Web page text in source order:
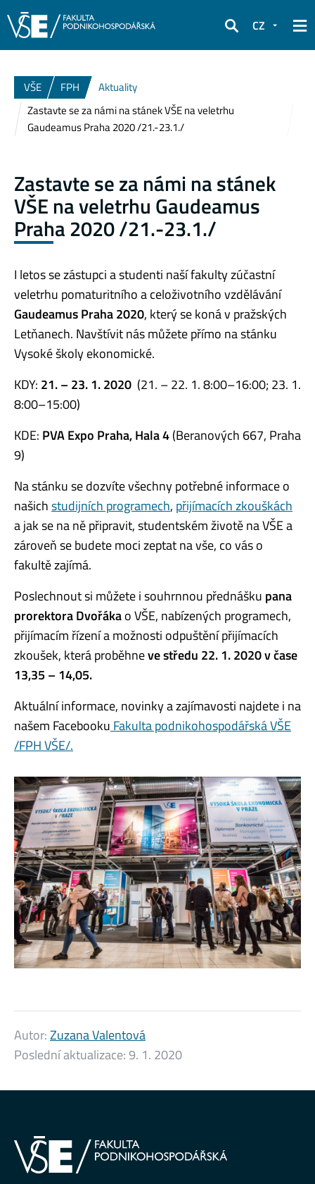
Hledat
CZ
VŠE FPH
Aktuality
Zastavte se za námi na stánek VŠE na veletrhu
Gaudeamus Praha 2020 /21.-23.1./
Zastavte se za námi na stánek
VŠE na veletrhu Gaudeamus
Praha 2020 /21.-23.1./
I letos se zástupci a studenti naší fakulty zúčastní
veletrhu pomaturitního a celoživotního vzdělávání
Gaudeamus Praha 2020, který se koná v pražských
Letňanech. Navštívit nás můžete přímo na stánku
Vysoké školy ekonomické.
KDY: 21. – 23. 1. 2020 (21. – 22. 1. 8:00–16:00; 23. 1.
8:00–15:00)
KDE: PVA Expo Praha, Hala 4(Beranových 667, Praha
9)
Na stánku se dozvíte všechny potřebné informace o
našichstudijních programech, přijímacích zkouškách
a jak se na ně připravit, studentském životě na VŠE a
zároveň se budete moci zeptat na vše, co vás o
fakultě zajímá.
Poslechnout si můžete i souhrnnou přednášku pana
prorektora Dvořákao VŠE, nabízených programech,
přijímacím řízení a možnosti odpuštění přijímacích
zkoušek, která proběhneve středu 22. 1. 2020 v čase
13,35 – 14,05.
Aktuální informace, novinky a zajímavosti najdete i na
našem Facebooku Fakulta podnikohospodářská VŠE
/FPH VŠE/.
Autor:Zuzana Valentová
Poslední aktualizace:9. 1. 2020